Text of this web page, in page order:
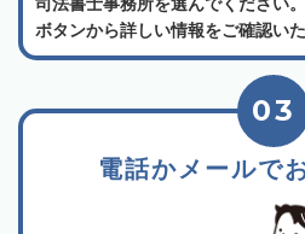
ボタンから詳しい情報をご確認いた
電話かメールで
03